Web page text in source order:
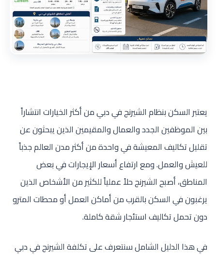
يعتبر السكن بنظام الشيرنج في دبي من أكثر الخيارات انتشاراً
بين الموظفين الجدد والعمال والمقيمين الذين يبحثون عن
تقليل تكاليف المعيشة في واحدة من أكثر مدن العالم جذباً
للعيش والعمل. ومع ارتفاع أسعار الإيجارات في بعض
المناطق، أصبح الشيرنج حلاً عملياً للكثير من الأشخاص الذين
يرغبون في السكن بالقرب من أماكن العمل أو محطات المترو
دون تحمل تكاليف استئجار شقة كاملة.
في هذا الدليل الشامل سنتعرف على تكلفة الشيرنج في دبي